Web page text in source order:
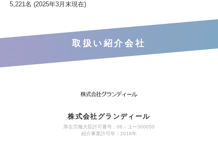
5,221名 (2025年3月末現在)
取扱い紹介会社
株式会社グランディール
厚生労働大臣許可番号：06－ユー300050
紹介事業許可年：2016年